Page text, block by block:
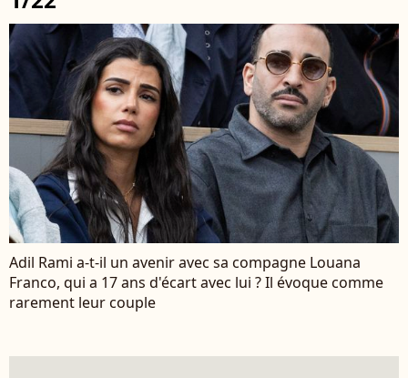
Adil Rami a-t-il un avenir avec sa compagne Louana
Franco, qui a 17 ans d'écart avec lui ? Il évoque comme
rarement leur couple